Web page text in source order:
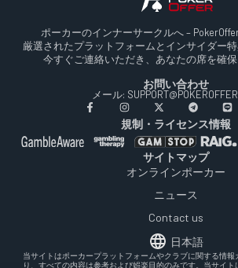
ポーカーのインナーサークルへ –
厳選されたプラットフォームとインサイダー特
今すぐご連絡いただき、あなたの席を確保
お問い合わせ
メール:
規制・ライセンス情報
サイトマップ
オンラインポーカー
ニュース
Contact us
日本語
当サイトはポーカープラットフォームやクラブに関する情報
り、すべての内容は参考および娯楽目的のみです。当サイ